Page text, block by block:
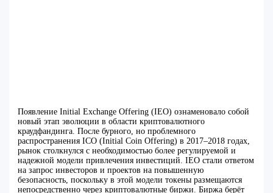
Появление Initial Exchange Offering (IEO) ознаменовало собой
новый этап эволюции в области криптовалютного
краудфандинга. После бурного, но проблемного
распространения ICO (Initial Coin Offering) в 2017–2018 годах,
рынок столкнулся с необходимостью более регулируемой и
надежной модели привлечения инвестиций. IEO стали ответом
на запрос инвесторов и проектов на повышенную
безопасность, поскольку в этой модели токены размещаются
непосредственно через криптовалютные биржи. Биржа берёт